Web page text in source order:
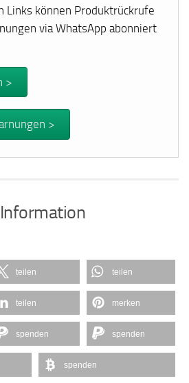
Links können Produktrückrufe
via WhatsApp abonniert
>
>
teilen teilen
teilen merken
spenden spenden
spenden